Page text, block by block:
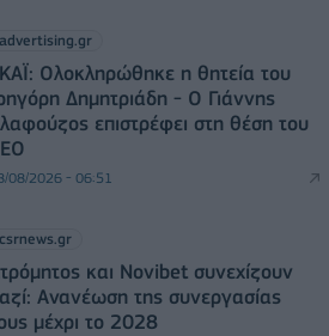
advertising.gr
Ολοκληρώθηκε η θητεία του
Δημητριάδη - Ο Γιάννης
επιστρέφει στη θέση του
08/2026 - 06:51
csrnews.gr
και Novibet συνεχίζουν
Ανανέωση της συνεργασίας
μέχρι το 2028